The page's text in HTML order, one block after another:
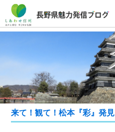
来て！観て！松本『彩』発見